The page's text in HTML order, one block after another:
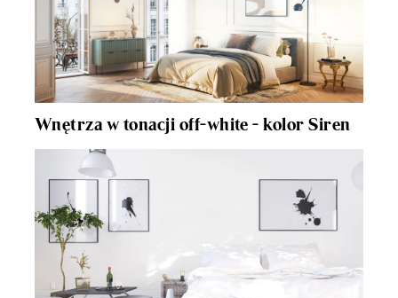
Wnętrza w tonacji off-white - kolor Siren